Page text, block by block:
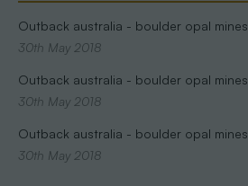
Outback australia - boulder opal mines
30th May 2018
Outback australia - boulder opal mines
30th May 2018
Outback australia - boulder opal mines
30th May 2018